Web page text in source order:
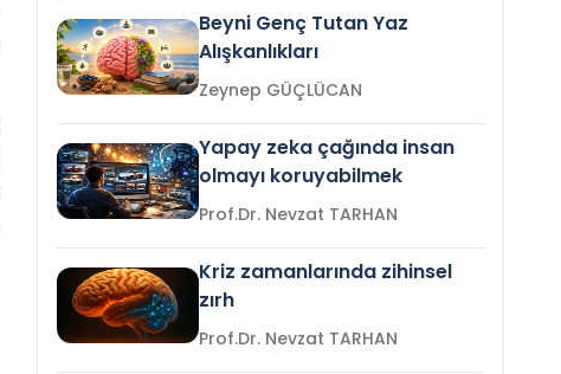
Beyni Genç Tutan Yaz
Alışkanlıkları
Zeynep GÜÇLÜCAN
Yapay zeka çağında insan
olmayı koruyabilmek
Prof.Dr. Nevzat TARHAN
Kriz zamanlarında zihinsel
zırh
Prof.Dr. Nevzat TARHAN